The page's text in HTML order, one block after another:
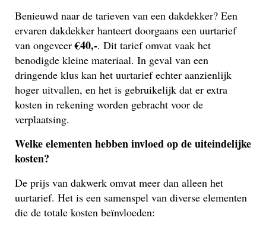
Benieuwd naar de tarieven van een dakdekker? Een
ervaren dakdekker hanteert doorgaans een uurtarief
van ongeveer€40,-. Dit tarief omvat vaak het
benodigde kleine materiaal. In geval van een
dringende klus kan het uurtarief echter aanzienlijk
hoger uitvallen, en het is gebruikelijk dat er extra
kosten in rekening worden gebracht voor de
verplaatsing.
Welke elementen hebben invloed op de uiteindelijke
kosten?
De prijs van dakwerk omvat meer dan alleen het
uurtarief. Het is een samenspel van diverse elementen
die de totale kosten beïnvloeden: